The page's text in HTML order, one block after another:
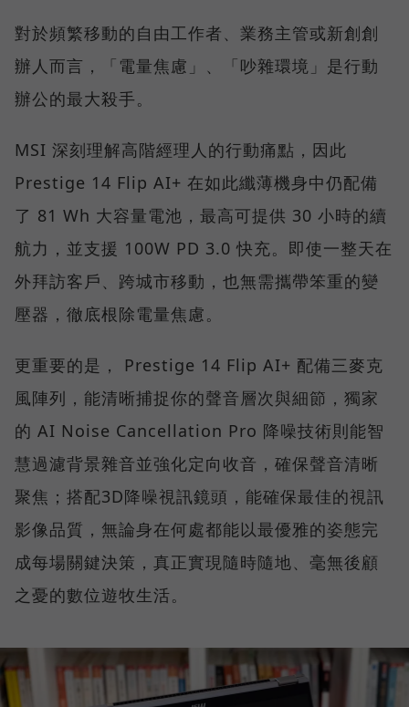
對於頻繁移動的自由工作者、業務主管或新創創
辦人而言，「電量焦慮」、「吵雜環境」是行動
辦公的最大殺手。
MSI 深刻理解高階經理人的行動痛點，因此
Prestige 14 Flip AI+ 在如此纖薄機身中仍配備
了 81 Wh 大容量電池，最高可提供 30 小時的續
航力，並支援 100W PD 3.0 快充。即使一整天在
外拜訪客戶、跨城市移動，也無需攜帶笨重的變
壓器，徹底根除電量焦慮。
更重要的是， Prestige 14 Flip AI+ 配備三麥克
風陣列，能清晰捕捉你的聲音層次與細節，獨家
的 AI Noise Cancellation Pro 降噪技術則能智
慧過濾背景雜音並強化定向收音，確保聲音清晰
聚焦；搭配3D降噪視訊鏡頭，能確保最佳的視訊
影像品質，無論身在何處都能以最優雅的姿態完
成每場關鍵決策，真正實現隨時隨地、毫無後顧
之憂的數位遊牧生活。